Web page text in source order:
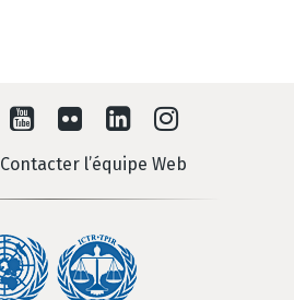
Contacter l’équipe Web